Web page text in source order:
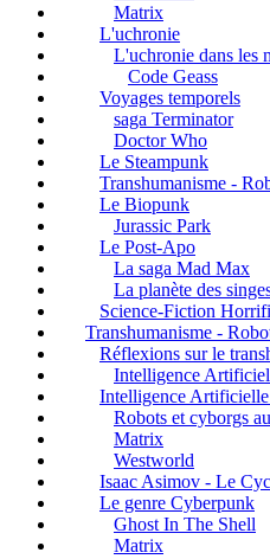
Matrix
L'uchronie
L'uchronie dans les
Code Geass
Voyages temporels
saga Terminator
Doctor Who
Le Steampunk
Transhumanisme -
Le Biopunk
Jurassic Park
Le Post-Apo
La saga Mad Max
La planète des
Science-Fiction
Transhumanisme -
Réflexions sur le
Intelligence
Intelligence
Robots et cyborgs
Matrix
Westworld
Isaac Asimov - Le
Le genre Cyberpunk
Ghost In The Shell
Matrix